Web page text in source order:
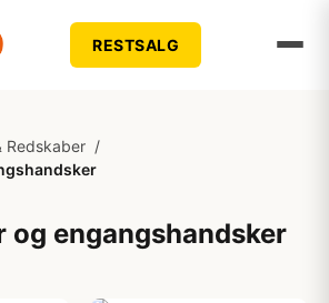
RESTSALG
Redskaber /
engangshandsker